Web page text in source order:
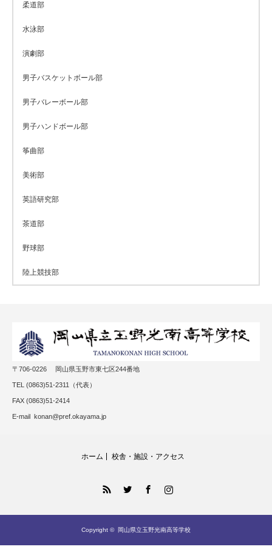
柔道部
水泳部
演劇部
男子バスケットボール部
男子バレーボール部
男子ハンドボール部
筝曲部
美術部
英語研究部
茶道部
野球部
陸上競技部
〒706-0226 岡山県玉野市東七区244番地
TEL (0863)51-2311（代表）
FAX (0863)51-2414
E-mail konan@pref.okayama.jp
ホーム 校舎・施設・アクセス
FacebookInstagram
Copyright © 岡山県立玉野光南高等学校